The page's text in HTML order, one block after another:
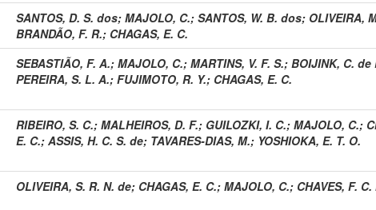
SANTOS, D. S. dos; MAJOLO, C.; SANTOS, W. B. dos; OLIVEIRA,
BRANDÃO, F. R.; CHAGAS, E. C.
SEBASTIÃO, F. A.; MAJOLO, C.; MARTINS, V. F. S.; BOIJINK, C. de
PEREIRA, S. L. A.; FUJIMOTO, R. Y.; CHAGAS, E. C.
RIBEIRO, S. C.; MALHEIROS, D. F.; GUILOZKI, I. C.; MAJOLO, C.;
E. C.; ASSIS, H. C. S. de; TAVARES-DIAS, M.; YOSHIOKA, E. T. O.
OLIVEIRA, S. R. N. de; CHAGAS, E. C.; MAJOLO, C.; CHAVES, F. C.